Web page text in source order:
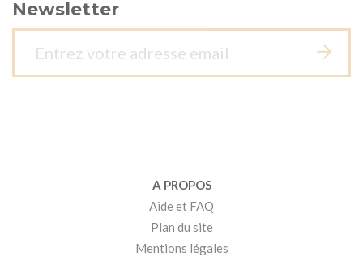
Newsletter
A PROPOS
Aide et FAQ
Plan du site
Mentions légales